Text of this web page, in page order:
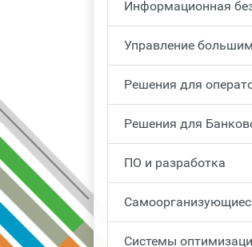
Информационная
Управление
Решения для
Решения для
ПО и разработка
Системы